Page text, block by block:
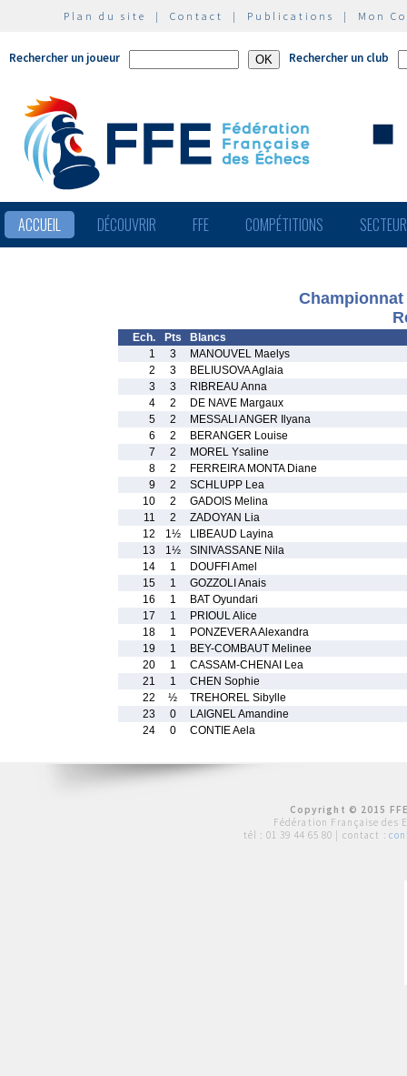
Plan du site | Contact | Publications | Mon
Rechercher un joueur Rechercher un club
ACCUEIL DÉCOUVRIR FFE COMPÉTITIONS
Championnat
Ech. Pts
Blancs
1
3
MANOUVEL Maelys
2
3
BELIUSOVA Aglaia
3
3
RIBREAU Anna
4
2
DE NAVE Margaux
5
2
MESSALI ANGER Ilyana
6
2
BERANGER Louise
7
2
MOREL Ysaline
8
2
FERREIRA MONTA Diane
9
2
SCHLUPP Lea
10
2
GADOIS Melina
11
2
ZADOYAN Lia
12
1½
LIBEAUD Layina
13
1½
SINIVASSANE Nila
14
1
DOUFFI Amel
15
1
GOZZOLI Anais
16
1
BAT Oyundari
17
1
PRIOUL Alice
18
1
PONZEVERA Alexandra
19
1
BEY-COMBAUT Melinee
20
1
CASSAM-CHENAI Lea
21
1
CHEN Sophie
22
½
TREHOREL Sibylle
23
0
LAIGNEL Amandine
24
0 CONTIE Aela
Copyright © 2015
Fédération Française des
tél : 01 39 44 65 80 | contact :